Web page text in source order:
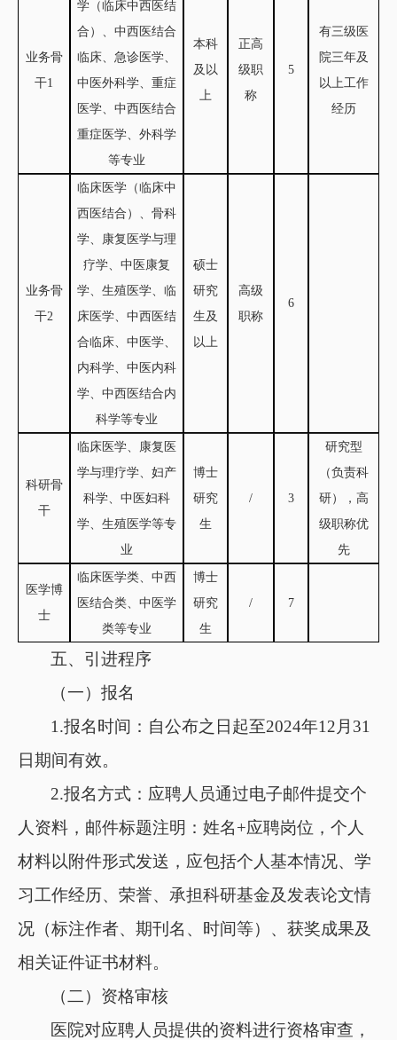
业务骨
干1
学 （临床中西医结
合 ） 、中西医结合
临床、急诊医学、
中医外科学、重症
医学、中西医结合
重症医学、外科学
等专业
本科
及以
上
正高
级职
称
5
有三级医
院三年及
以上工作
经历
业务骨
干2
临床医学 （临床中
西医结合 ） 、骨科
学、康复医学与理
疗学、中医康复
学、生殖医学、临
床医学、中西医结
合临床、中医学、
内科学、中医内科
学、中西医结合内
科学等专业
硕士
研究
生及
以上
高级
职称
6
科研骨
干
临床医学、康复医
学与理疗学、妇产
科学、中医妇科
学、生殖医学等专
业
博士
研究
生
/ 3
研究型
（负责科
研）
，高
级职称优
先
医学博
士
临床医学类、中西
医结合类、中医学
类等专业
博士
研究
生
/ 7
五、引进程序
（一） 报名
1.报名 时间 ： 自公布之日起至2024年12月31
日期间有效。
2.报名方式 ： 应聘人员通过电子邮件提交个
人资料，邮件标题注明：姓名+应聘岗位，个人
材料以附件形式发送， 应包括个人基本情况、学
习工作经历、荣誉、承担科研基金及发表论文情
况（标注作者、期刊名、时间等）、获奖成果及
相关证件证书材料。
（二）资格审核
医院对应聘人员提供的资料进行资格审查，